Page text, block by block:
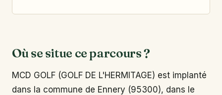
Où se situe ce parcours ?
MCD GOLF (GOLF DE L'HERMITAGE) est implanté
dans la commune de Ennery (95300), dans le